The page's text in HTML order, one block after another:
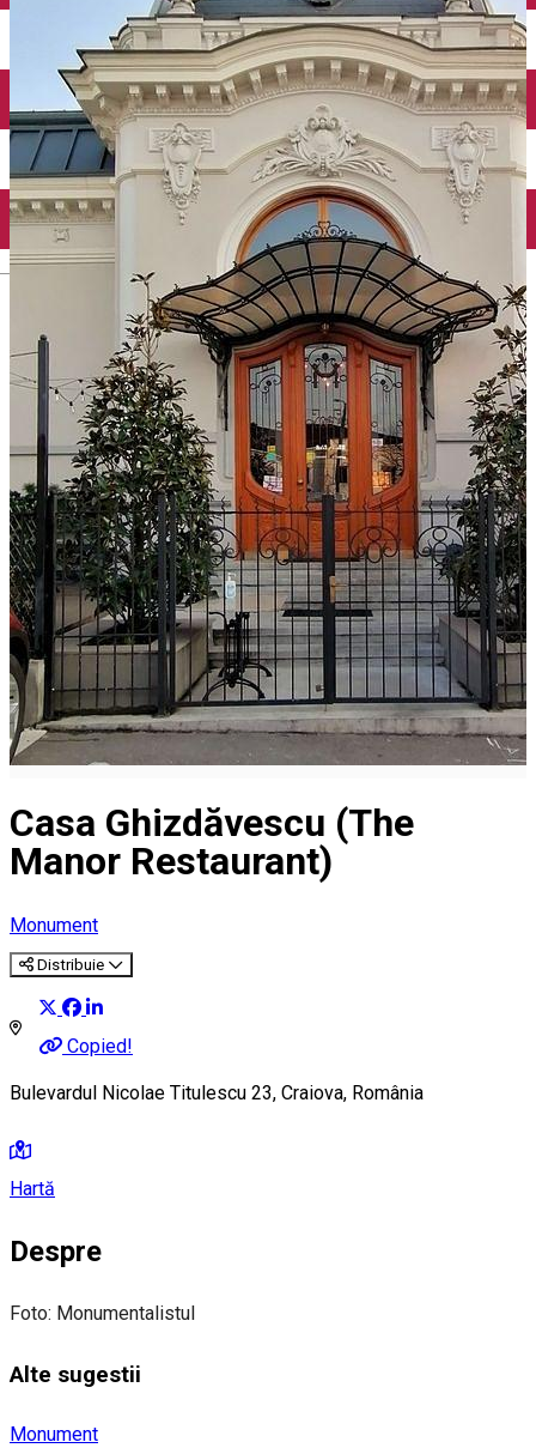
English
Închirieri auto
Închirieri biciclete
Taxi
Încărcare vehicule electrice
Casa Ghizdăvescu (The
Manor Restaurant)
Monument
Distribuie
Copied!
Bulevardul Nicolae Titulescu 23, Craiova, România
Hartă
Despre
Foto: Monumentalistul
Alte sugestii
Monument